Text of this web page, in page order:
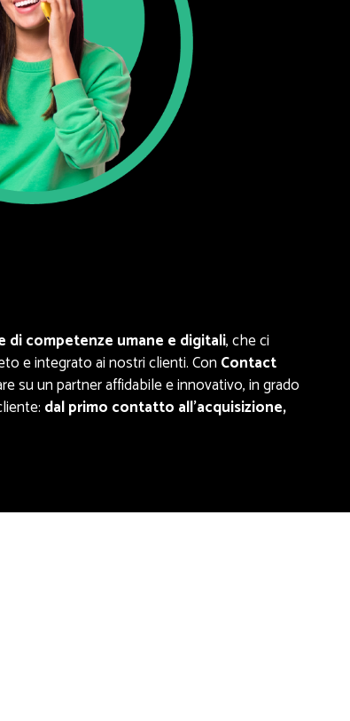
di competenze umane e digitali, che ci
e integrato ai nostri clienti. Con Contact
su un partner affidabile e innovativo, in grado
dal primo contatto all’acquisizione,